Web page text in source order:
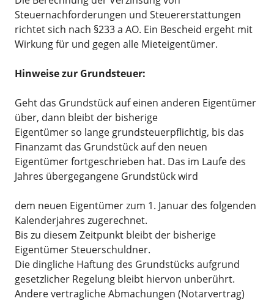
Steuernachforderungen und Steuererstattungen
richtet sich nach §233 a AO. Ein Bescheid ergeht mit
Wirkung für und gegen alle Mieteigentümer.
Hinweise zur Grundsteuer:
Geht das Grundstück auf einen anderen Eigentümer
über, dann bleibt der bisherige
Eigentümer so lange grundsteuerpflichtig, bis das
Finanzamt das Grundstück auf den neuen
Eigentümer fortgeschrieben hat. Das im Laufe des
Jahres übergegangene Grundstück wird
dem neuen Eigentümer zum 1. Januar des folgenden
Kalenderjahres zugerechnet.
Bis zu diesem Zeitpunkt bleibt der bisherige
Eigentümer Steuerschuldner.
Die dingliche Haftung des Grundstücks aufgrund
gesetzlicher Regelung bleibt hiervon unberührt.
Andere vertragliche Abmachungen (Notarvertrag)